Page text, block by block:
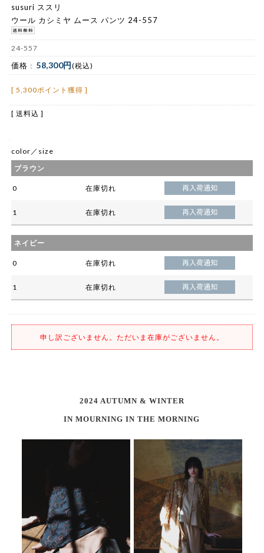
susuri ススリ
ウール カシミヤ ムース パンツ 24-557
24-557
価格 : 58,300円(税込)
[ 5,300ポイント獲得 ]
[ 送料込 ]
color／size
ブラウン
0 在庫切れ
1 在庫切れ
ネイビー
0 在庫切れ
1 在庫切れ
申し訳ございません。ただいま在庫がございません。
2024 AUTUMN & WINTER
IN MOURNING IN THE MORNING